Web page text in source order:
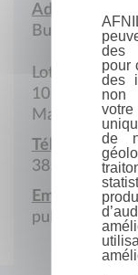
Adresse :
Bureau
Lot VB 8 bis
101
Madagascar
Téléphone
385 130 303
Email :
des
pour
des
non
de